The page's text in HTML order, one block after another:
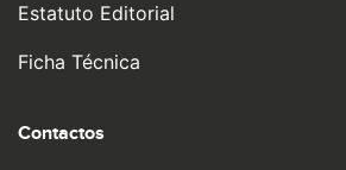
Estatuto Editorial
Ficha Técnica
Contactos